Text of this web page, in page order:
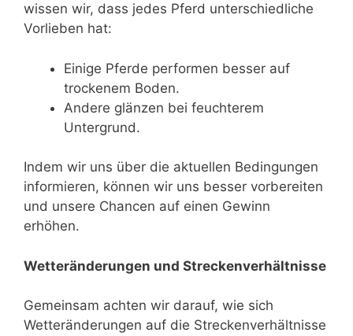
wissen wir, dass jedes Pferd unterschiedliche
Vorlieben hat:
Einige Pferde performen besser auf
trockenem Boden.
Andere glänzen bei feuchterem
Untergrund.
Indem wir uns über die aktuellen Bedingungen
informieren, können wir uns besser vorbereiten
und unsere Chancen auf einen Gewinn
erhöhen.
Wetteränderungen und Streckenverhältnisse
Gemeinsam achten wir darauf, wie sich
Wetteränderungen auf die Streckenverhältnisse